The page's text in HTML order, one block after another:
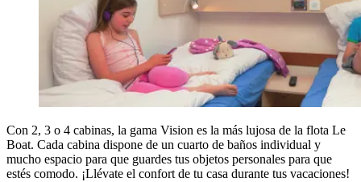
Con 2, 3 o 4 cabinas, la gama Vision es la más lujosa de la flota Le
Boat. Cada cabina dispone de un cuarto de baños individual y
mucho espacio para que guardes tus objetos personales para que
estés comodo. ¡Llévate el confort de tu casa durante tus vacaciones!